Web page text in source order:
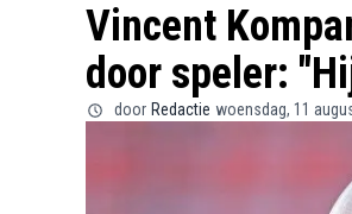
Vincent
door speler:
door Redactie woensdag, 11